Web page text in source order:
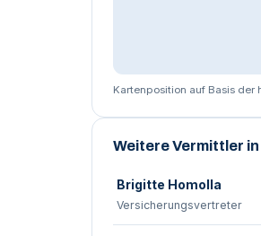
Kartenposition auf Basis der
Weitere Vermittler
Brigitte Homolla
Versicherungsvertreter